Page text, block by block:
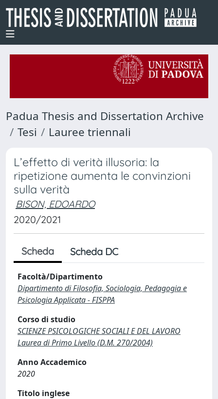
Padua Thesis and Dissertation Archive
Tesi
Lauree triennali
L’effetto di verità illusoria: la
ripetizione aumenta le convinzioni
sulla verità
BISON, EDOARDO
2020/2021
Scheda Scheda DC
Facoltà/Dipartimento
Dipartimento di Filosofia, Sociologia, Pedagogia e
Psicologia Applicata - FISPPA
Corso di studio
SCIENZE PSICOLOGICHE SOCIALI E DEL LAVORO
Laurea di Primo Livello (D.M. 270/2004)
Anno Accademico
2020
Titolo inglese